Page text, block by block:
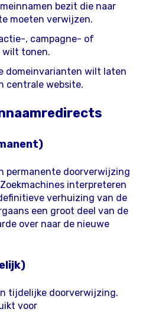
bezit die naar
moeten verwijzen.
, campagne- of
wilt tonen.
domeinvarianten wilt laten
centrale website.
permanente doorverwijzing
interpreteren
verhuizing van de
een groot deel van de
over naar de nieuwe
tijdelijke doorverwijzing.
voor